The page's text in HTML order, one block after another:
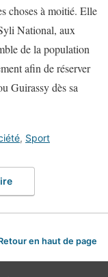
choses à moitié. Elle
National, aux
de la population
afin de réserver
Guirassy dès sa
, Sport
en haut de page